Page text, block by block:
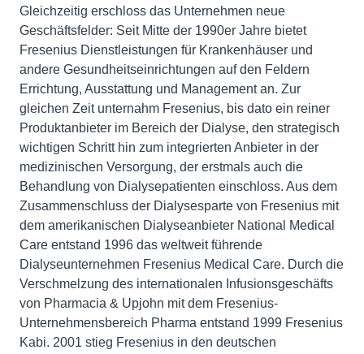
Gleichzeitig erschloss das Unternehmen neue
Geschäftsfelder: Seit Mitte der 1990er Jahre bietet
Fresenius Dienstleistungen für Krankenhäuser und
andere Gesundheitseinrichtungen auf den Feldern
Errichtung, Ausstattung und Management an. Zur
gleichen Zeit unternahm Fresenius, bis dato ein reiner
Produktanbieter im Bereich der Dialyse, den strategisch
wichtigen Schritt hin zum integrierten Anbieter in der
medizinischen Versorgung, der erstmals auch die
Behandlung von Dialysepatienten einschloss. Aus dem
Zusammenschluss der Dialysesparte von Fresenius mit
dem amerikanischen Dialyseanbieter National Medical
Care entstand 1996 das weltweit führende
Dialyseunternehmen Fresenius Medical Care. Durch die
Verschmelzung des internationalen Infusionsgeschäfts
von Pharmacia & Upjohn mit dem Fresenius-
Unternehmensbereich Pharma entstand 1999 Fresenius
Kabi. 2001 stieg Fresenius in den deutschen